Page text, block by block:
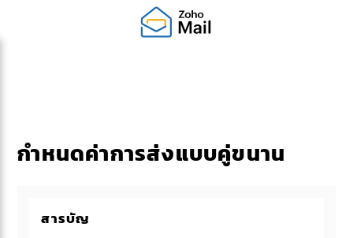
กำหนดค่าการส่งแบบคู่ขนาน
สารบัญ